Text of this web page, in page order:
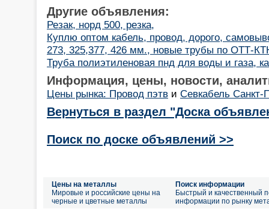
Другие объявления:
Резак, норд 500, резка,
Куплю оптом кабель, провод, дорого,
273, 325,377, 426 мм., новые трубы по ОТТ-
Труба полиэтиленовая пнд для воды и газа,
Информация, цены, новости,
Цены рынка: Провод пэтв и Севкабель Санкт-
Вернуться в раздел "Доска
Поиск по доске объявлений >>
Цены на металлы
Мировые и российские цены на
черные и цветные металлы
Поиск информации
Быстрый и качественный
информации по рынку